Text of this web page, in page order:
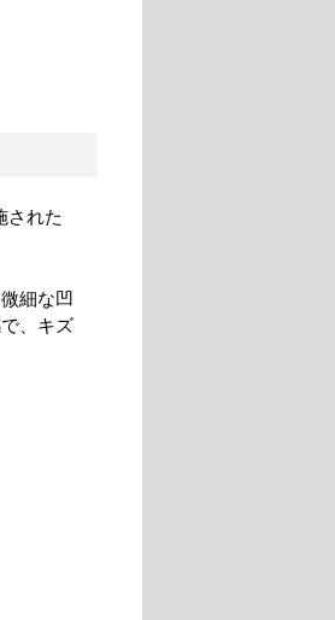
された
細な凹
、キズ